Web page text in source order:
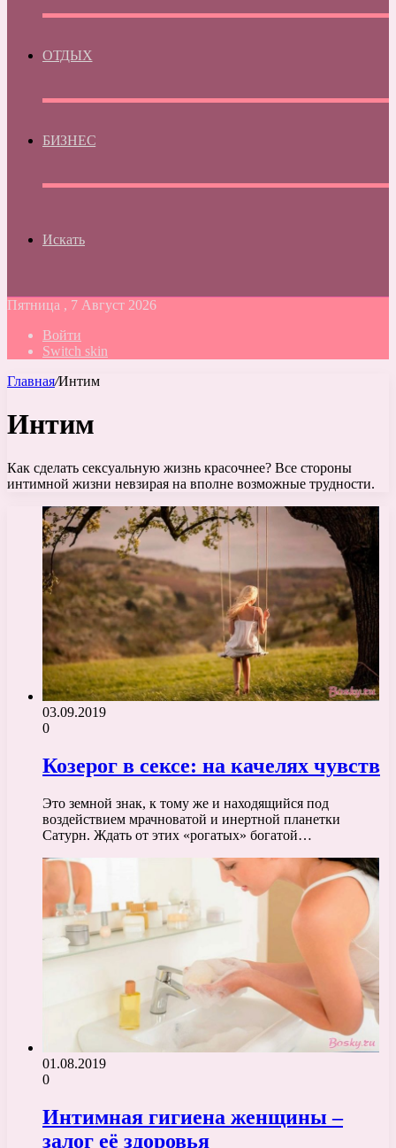
ОТДЫХ
БИЗНЕС
Искать
Пятница , 7 Август 2026
Войти
Switch skin
Главная/Интим
Интим
Как сделать сексуальную жизнь красочнее? Все стороны
интимной жизни невзирая на вполне возможные трудности.
03.09.2019
0
Козерог в сексе: на качелях чувств
Это земной знак, к тому же и находящийся под
воздействием мрачноватой и инертной планетки
Сатурн. Ждать от этих «рогатых» богатой…
01.08.2019
0
Интимная гигиена женщины –
залог её здоровья